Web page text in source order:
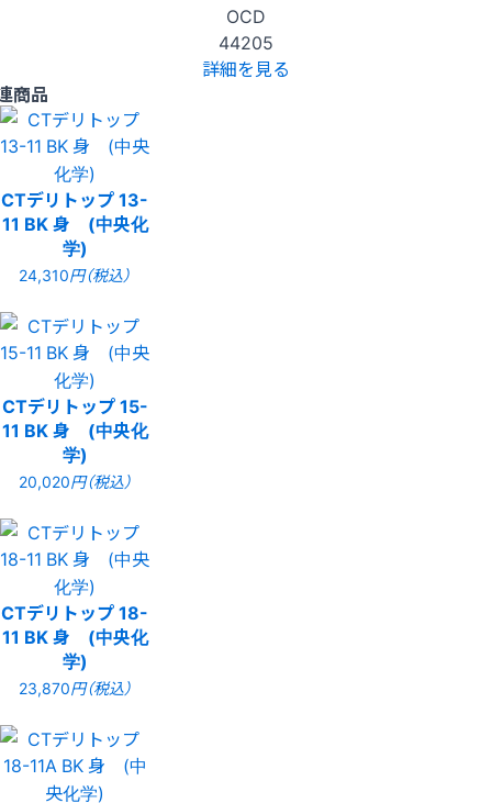
OCD
44205
詳細を見る
商品
CTデリトップ 13-
11 BK 身 (中央化
学)
24,310円（税込）
CTデリトップ 15-
11 BK 身 (中央化
学)
20,020円（税込）
CTデリトップ 18-
11 BK 身 (中央化
学)
23,870円（税込）